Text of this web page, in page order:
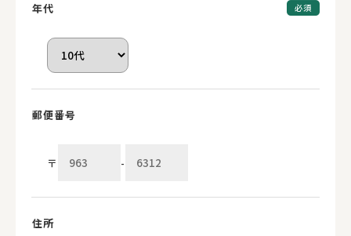
年代 必須
郵便番号
〒 -
住所